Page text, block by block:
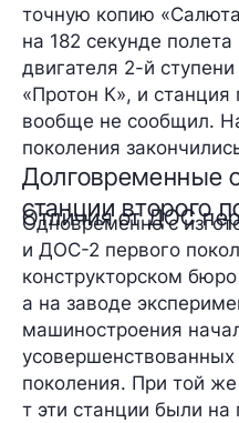
точную копию
на 182 секунде
двигателя 2-й
«Протон К», и
вообще не сообщил.
поколения
Долговременные
станции второго
Отличия от ДОС
Одновременно с
и ДОС-2 первого
конструкторском
а на заводе
машиностроения
поколения. При той
т эти станции были на